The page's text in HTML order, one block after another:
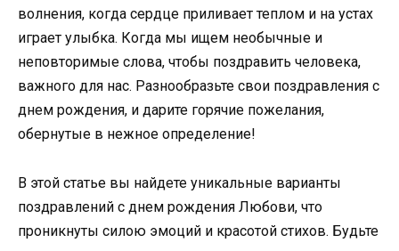
волнения, когда сердце приливает теплом и на устах
играет улыбка. Когда мы ищем необычные и
неповторимые слова, чтобы поздравить человека,
важного для нас. Разнообразьте свои поздравления с
днем рождения, и дарите горячие пожелания,
обернутые в нежное определение!
В этой статье вы найдете уникальные варианты
поздравлений с днем рождения Любови, что
проникнуты силою эмоций и красотой стихов. Будьте